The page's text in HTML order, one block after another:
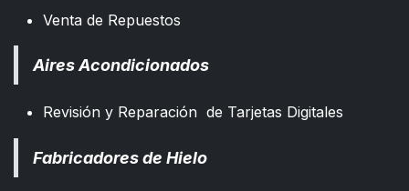
Venta de Repuestos
Aires Acondicionados
Revisión y Reparación de Tarjetas Digitales
Fabricadores de Hielo